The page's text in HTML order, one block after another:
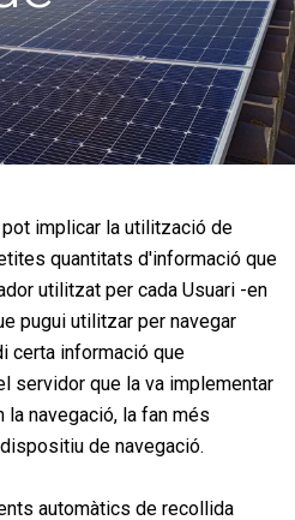
implicar la utilització de
quantitats d'informació que
utilitzat per cada Usuari -en
pugui utilitzar per navegar
certa informació que
servidor que la va implementar
navegació, la fan més
de navegació.
automàtics de recollida